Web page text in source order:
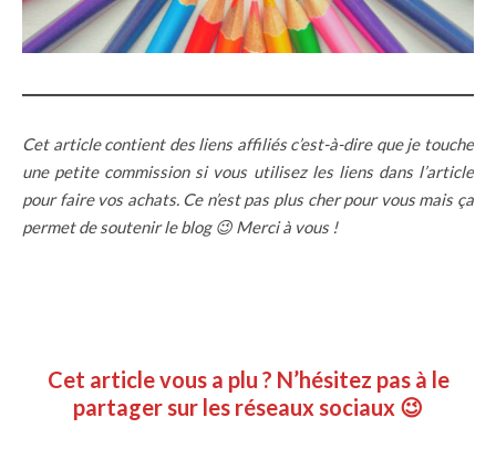
Cet article contient des liens affiliés c’est-à-dire que je touche
une petite commission si vous utilisez les liens dans l’article
pour faire vos achats. Ce n’est pas plus cher pour vous mais ça
permet de soutenir le blog 😉 Merci à vous !
Cet article vous a plu ? N’hésitez pas à le
partager sur les réseaux sociaux 😉